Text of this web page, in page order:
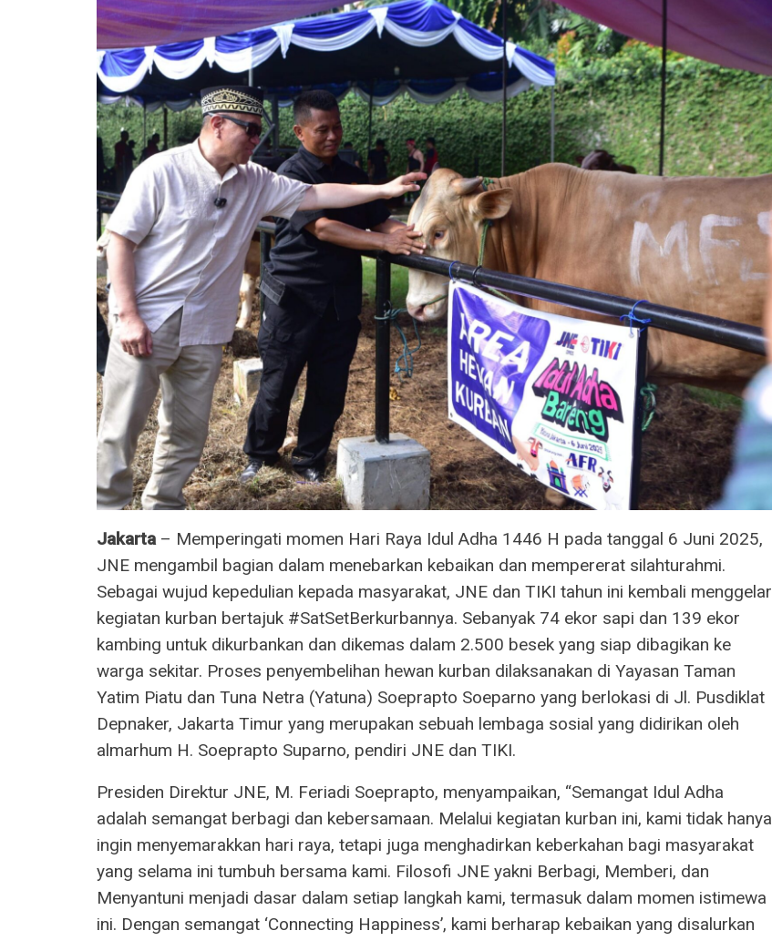
Jakarta– Memperingati momen Hari Raya Idul Adha 1446 H pada tanggal 6 Juni 2025,
JNE mengambil bagian dalam menebarkan kebaikan dan mempererat silahturahmi.
Sebagai wujud kepedulian kepada masyarakat, JNE dan TIKI tahun ini kembali menggelar
kegiatan kurban bertajuk #SatSetBerkurbannya. Sebanyak 74 ekor sapi dan 139 ekor
kambing untuk dikurbankan dan dikemas dalam 2.500 besek yang siap dibagikan ke
warga sekitar. Proses penyembelihan hewan kurban dilaksanakan di Yayasan Taman
Yatim Piatu dan Tuna Netra (Yatuna) Soeprapto Soeparno yang berlokasi di Jl. Pusdiklat
Depnaker, Jakarta Timur yang merupakan sebuah lembaga sosial yang didirikan oleh
almarhum H. Soeprapto Suparno, pendiri JNE dan TIKI.
Presiden Direktur JNE, M. Feriadi Soeprapto, menyampaikan, “Semangat Idul Adha
adalah semangat berbagi dan kebersamaan. Melalui kegiatan kurban ini, kami tidak hanya
ingin menyemarakkan hari raya, tetapi juga menghadirkan keberkahan bagi masyarakat
yang selama ini tumbuh bersama kami. Filosofi JNE yakni Berbagi, Memberi, dan
Menyantuni menjadi dasar dalam setiap langkah kami, termasuk dalam momen istimewa
ini. Dengan semangat ‘Connecting Happiness’, kami berharap kebaikan yang disalurkan